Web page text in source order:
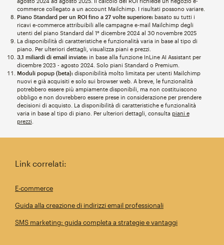
commerce collegato a un account Mailchimp. I risultati possono variare.
Piano Standard per un ROI fino a 27 volte superiore:basato su tutti i
ricavi e-commerce attribuibili alle campagne e-mail Mailchimp degli
utenti del piano Standard dal 1° dicembre 2024 al 30 novembre 2025
La disponibilità di caratteristiche e funzionalità varia in base al tipo di
piano. Per ulteriori dettagli, visualizza piani e prezzi.
3,1 miliardi di email inviate:in base alla funzione InLine AI Assistant per
dicembre 2023 - agosto 2024. Solo piani Standard o Premium.
Moduli popup (beta):disponibilità molto limitata per utenti Mailchimp
nuovi e già acquisiti e solo sui browser web. A breve, le funzionalità
potrebbero essere più ampiamente disponibili, ma non costituiscono
obbligo e non dovrebbero essere prese in considerazione per prendere
decisioni di acquisto. La disponibilità di caratteristiche e funzionalità
varia in base al tipo di piano. Per ulteriori dettagli, consulta piani e
prezzi
Link correlati:
E-commerce
Guida alla creazione di indirizzi email professionali
SMS marketing: guida completa a strategie e vantaggi